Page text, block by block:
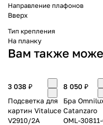
Направление плафонов
Вверх
Тип крепления
На планку
Вам также
3 038 ₽
Подсветка для
картин Vitaluce
V2910/2A
8 050 ₽
Бра
Catanzaro
OML-